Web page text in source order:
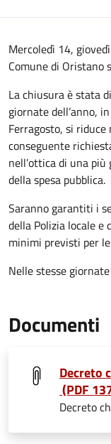
Mercoledì 14,
Comune di Oristano
La chiusura è stata
giornate dell’anno,
Ferragosto, si
conseguente
nell’ottica di una
della spesa pubblica.
Saranno garantiti i
della Polizia locale e
minimi previsti per
Nelle stesse
Documenti
Decreto
(PDF
Decreto